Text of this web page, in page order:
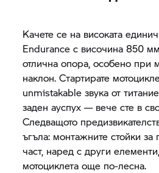
Качете се на високата
Endurance с височина 850
отлична опора, особено при
наклон. Стартирате
unmistakable звука от
заден ауспух — вече сте в
Следващото
ъгъла: монтажните стойки за
част, наред с други
мотоциклета още по-лесна.